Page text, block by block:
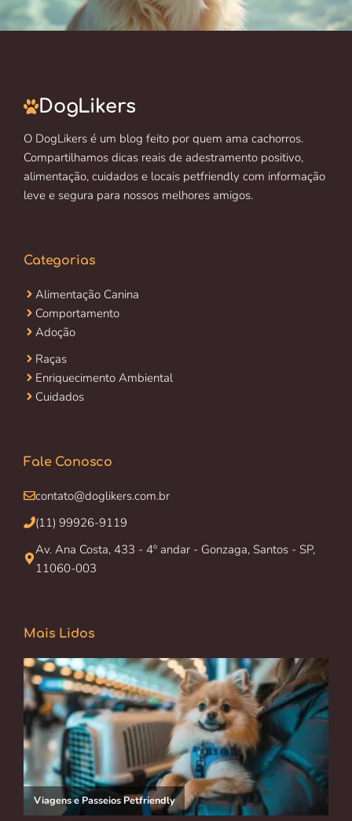
DogLikers
O DogLikers é um blog feito por quem ama cachorros.
Compartilhamos dicas reais de adestramento positivo,
alimentação, cuidados e locais petfriendly com informação
leve e segura para nossos melhores amigos.
Categorias
Alimentação Canina
Comportamento
Adoção
Raças
Enriquecimento Ambiental
Cuidados
Fale Conosco
contato@doglikers.com.br
(11) 99926-9119
Av. Ana Costa, 433 - 4º andar - Gonzaga, Santos - SP,
11060-003
Mais Lidos